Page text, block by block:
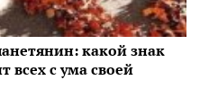
какой знак
всех с ума своей